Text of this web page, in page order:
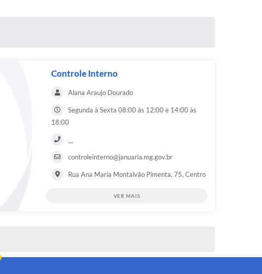
Controle Interno
Alana Araujo Dourado
Segunda à Sexta 08:00 às 12:00 e 14:00 às
18:00
controleinterno@januaria.mg.gov.br
Rua Ana Maria Montalvão Pimenta, 75, Centro
VER MAIS